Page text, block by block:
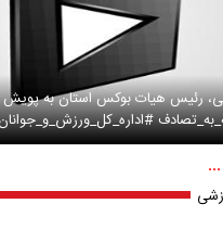
رئیس هیات بوکس استان به پویش
...